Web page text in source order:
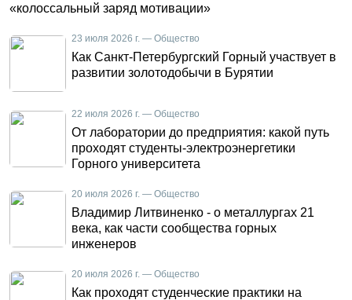
«колоссальный заряд мотивации»
23 июля 2026 г. — Общество
Как Санкт-Петербургский Горный участвует в
развитии золотодобычи в Бурятии
22 июля 2026 г. — Общество
От лаборатории до предприятия: какой путь
проходят студенты-электроэнергетики
Горного университета
20 июля 2026 г. — Общество
Владимир Литвиненко - о металлургах 21
века, как части сообщества горных
инженеров
20 июля 2026 г. — Общество
Как проходят студенческие практики на